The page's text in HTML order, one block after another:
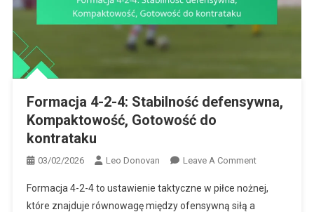
Formacja 4-2-4: Stabilność defensywna,
Kompaktowość, Gotowość do
kontrataku
03/02/2026 Leo Donovan Leave A CommentOn
4-
Formacja 4-2-4 to ustawienie taktyczne w piłce nożnej,
które znajduje równowagę między ofensywną siłą a